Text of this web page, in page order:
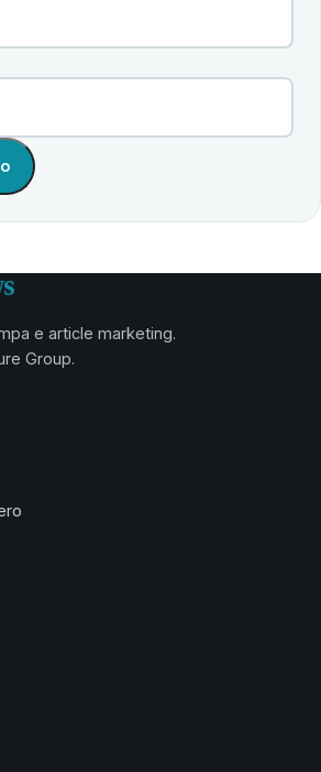
e article marketing.
Group.